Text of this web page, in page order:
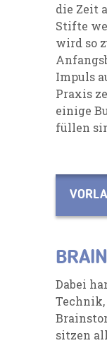
die Zeit
Stifte
wird so
Impuls
Praxis
einige
füllen
Dabei
Bra
sitzen